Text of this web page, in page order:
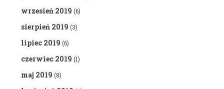
wrzesień 2019 (6)
sierpień 2019 (3)
lipiec 2019 (6)
czerwiec 2019 (1)
maj 2019 (8)